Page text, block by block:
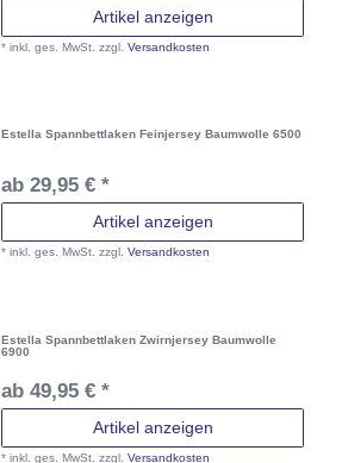
Artikel anzeigen
*inkl. ges. MwSt. zzgl.Versandkosten
Estella Spannbettlaken Feinjersey Baumwolle 6500
ab 29,95 € *
Artikel anzeigen
*inkl. ges. MwSt. zzgl.Versandkosten
Estella Spannbettlaken Zwirnjersey Baumwolle
6900
ab 49,95 € *
Artikel anzeigen
*inkl. ges. MwSt. zzgl.Versandkosten